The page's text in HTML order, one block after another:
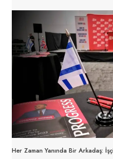
Her Zaman Yanında Bir Arkadaş: